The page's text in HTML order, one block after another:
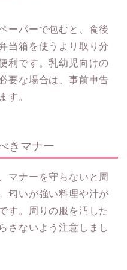
ーパーで包むと、食後
当箱を使うより取り分
利です。乳幼児向けの
要な場合は、事前申告
す。
きマナー
マナーを守らないと周
匂いが強い料理や汁が
す。周りの服を汚した
さないよう注意しまし